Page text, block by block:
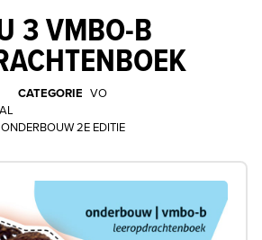
3 VMBO-B
CATEGORIE VO
2E EDITIE